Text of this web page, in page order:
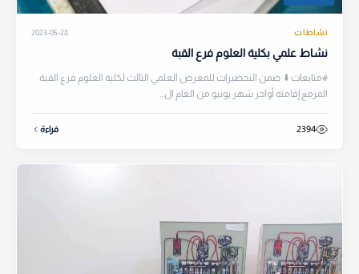
نشاطات 2023-05-28
نشاط علمي بكلية العلوم فرع القبة
#متابعات ⬇️ ضمن التحضيرات للمعرض العلمي الثالث لكلية العلوم فرع القبة
المزمع إقامته أواخر شهر يونيو من العام ال...
2394 قراءة